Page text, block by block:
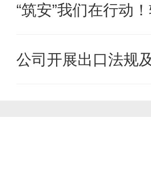
“筑安”我们在行动
公司开展出口法规